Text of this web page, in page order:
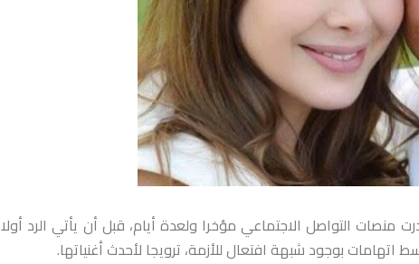
التواصل الاجتماعي مؤخرا ولعدة أيام، قبل أن يأتي الرد أولا
اتهامات بوجود شبهة افتعال للأزمة، ترويجا لأحدث أغنياتها.